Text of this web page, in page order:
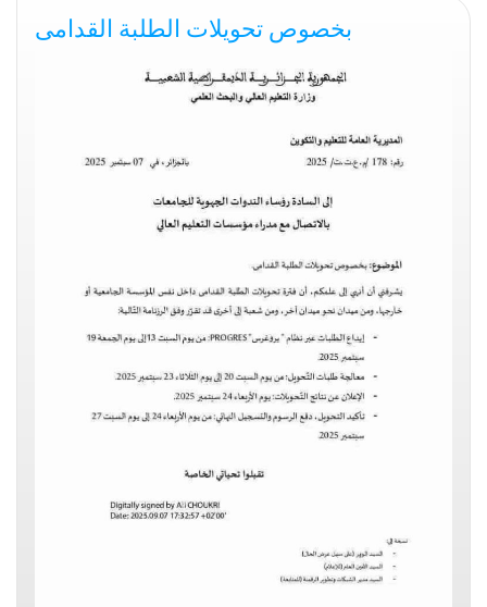
بخصوص تحويلات الطلبة القدامى